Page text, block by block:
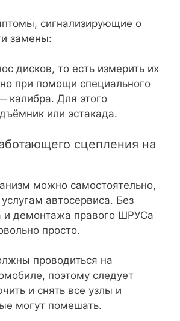
сигнализирующие о
замены:
дисков, то есть измерить их
при помощи специального
калибра. Для этого
или эстакада.
сцепления на
можно самостоятельно,
автосервиса. Без
и демонтажа правого ШРУСа
просто.
проводиться на
поэтому следует
и снять все узлы и
могут помешать.